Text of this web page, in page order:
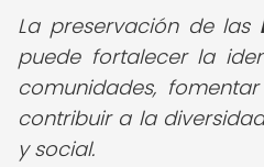
La preservación de las
puede fortalecer la
comunidades,
contribuir a la
y social.